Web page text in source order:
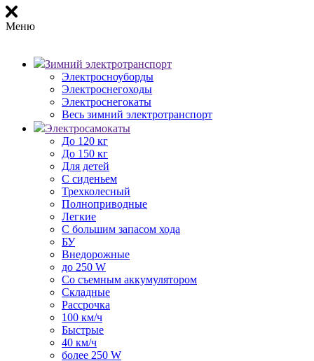
Меню
Зимний электротранспорт
Электросноуборды
Электроснегоходы
Электроснегокаты
Весь зимний электротранспорт
Электросамокаты
До 120 кг
До 150 кг
Для детей
С сиденьем
Трехколесный
Полноприводные
Легкие
С большим запасом хода
БУ
Внедорожные
до 250 W
Со съемным аккумулятором
Складные
Рассрочка
100 км/ч
Быстрые
40 км/ч
более 250 W